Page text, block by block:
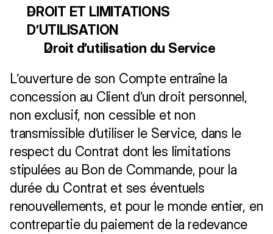
DROIT ET LIMITATIONS
D’UTILISATION
Droit d’utilisation du Service
L’ouverture de son Compte entraîne la
concession au Client d’un droit personnel,
non exclusif, non cessible et non
transmissible d’utiliser le Service, dans le
respect du Contrat dont les limitations
stipulées au Bon de Commande, pour la
durée du Contrat et ses éventuels
renouvellements, et pour le monde entier, en
contrepartie du paiement de la redevance